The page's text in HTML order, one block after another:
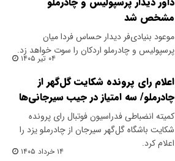
مشخص شد
موعود بنیادی‌فر دیدار حساس فردا میان
پرسپولیس و چادرملو اردکان را سوت خواهد زد.
۰۴ تیر ۱۴۰۵
اعلام رای پرونده شکایت گل‌گهر از
چادرملو/ سه امتیاز در جیب سیرجانی‌ها
کمیته انضباطی فدراسیون فوتبال رای پرونده
شکایت باشگاه گل‌گهر سیرجان از چادرملو یزد را
اعلام کرد.
۱۴ خرداد ۱۴۰۵